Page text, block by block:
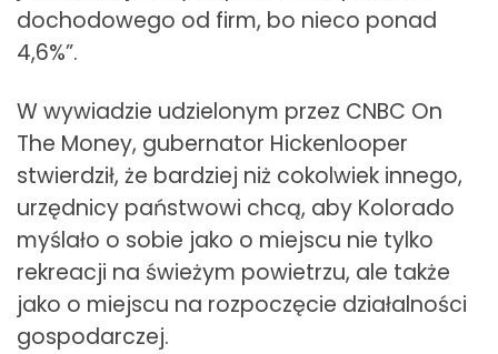
dochodowego od firm, bo nieco ponad
4,6%”.
W wywiadzie udzielonym przez CNBC On
The Money, gubernator Hickenlooper
stwierdził, że bardziej niż cokolwiek innego,
urzędnicy państwowi chcą, aby Kolorado
myślało o sobie jako o miejscu nie tylko
rekreacji na świeżym powietrzu, ale także
jako o miejscu na rozpoczęcie działalności
gospodarczej.